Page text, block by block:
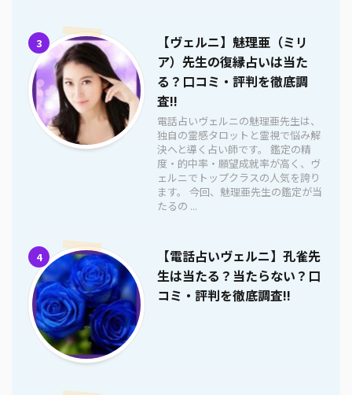
3
【ヴェルニ】魅理亜（ミリ
ア）先生の復縁占いは当た
る？口コミ・評判を徹底調
査!!
電話占いヴェルニの魅理亜先生は、
独自の霊感タロットと霊視で悩み解
決へと導く占い師です。 鑑定の精
度・的中率・願望成就率が高く、ヴ
ェルニでトップクラスの人気を誇り
ます。 今回、魅理亜先生の鑑定が当
たるの ...
4
【電話占いヴェルニ】孔雀先
生は当たる？当たらない？口
コミ・評判を徹底調査!!